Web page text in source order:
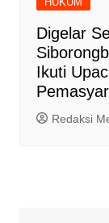
Digelar
Ikuti
Redaksi